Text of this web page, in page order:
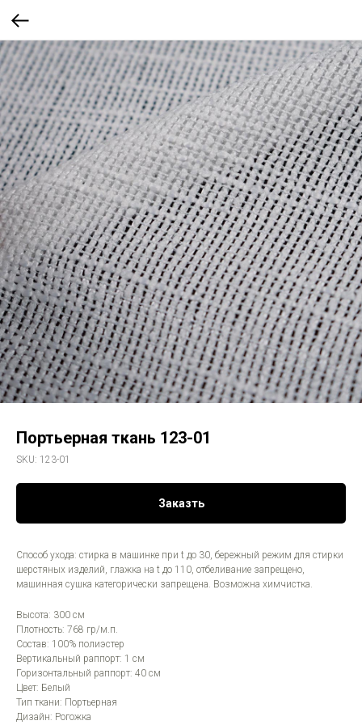
Портьерная ткань 123-01
SKU: 123-01
Заказть
Способ ухода: стирка в машинке при t до 30, бережный режим для стирки
шерстяных изделий, глажка на t до 110, отбеливание запрещено,
машинная сушка категорически запрещена. Возможна химчистка.
Высота: 300 см
Плотность: 768 гр/м.п.
Состав: 100% полиэстер
Вертикальный раппорт: 1 см
Горизонтальный раппорт: 40 см
Цвет: Белый
Тип ткани: Портьерная
Дизайн: Рогожка